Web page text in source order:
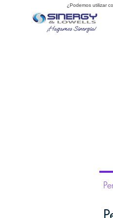
¿Podemos utilizar